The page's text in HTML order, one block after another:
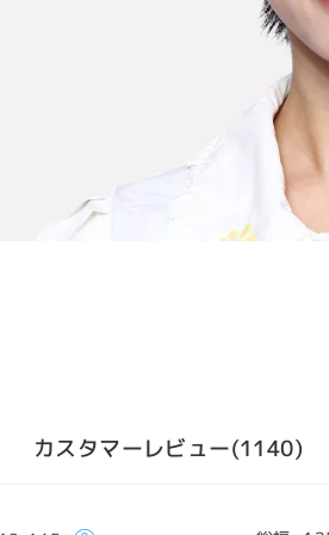
カスタマーレビュー(1140)